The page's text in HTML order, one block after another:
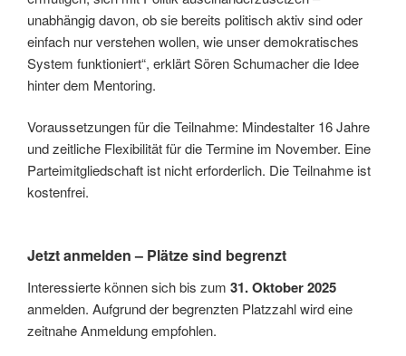
unabhängig davon, ob sie bereits politisch aktiv sind oder
einfach nur verstehen wollen, wie unser demokratisches
System funktioniert“, erklärt Sören Schumacher die Idee
hinter dem Mentoring.
Voraussetzungen für die Teilnahme: Mindestalter 16 Jahre
und zeitliche Flexibilität für die Termine im November. Eine
Parteimitgliedschaft ist nicht erforderlich. Die Teilnahme ist
kostenfrei.
Jetzt anmelden – Plätze sind begrenzt
Interessierte können sich bis zum 31. Oktober 2025
anmelden. Aufgrund der begrenzten Platzzahl wird eine
zeitnahe Anmeldung empfohlen.